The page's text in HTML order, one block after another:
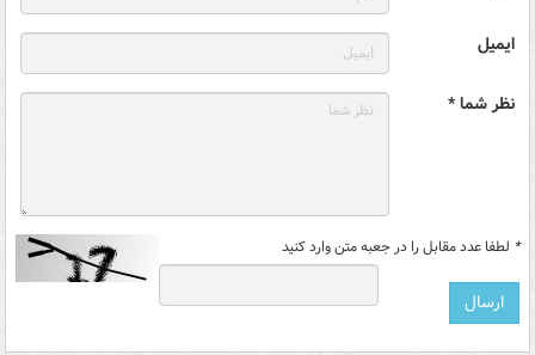
ایمیل
نظر شما *
* لطفا عدد مقابل را در جعبه متن وارد کنید